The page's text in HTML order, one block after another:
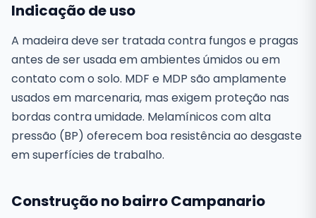
Indicação de uso
A madeira deve ser tratada contra fungos e pragas
antes de ser usada em ambientes úmidos ou em
contato com o solo. MDF e MDP são amplamente
usados em marcenaria, mas exigem proteção nas
bordas contra umidade. Melamínicos com alta
pressão (BP) oferecem boa resistência ao desgaste
em superfícies de trabalho.
Construção no bairro Campanario